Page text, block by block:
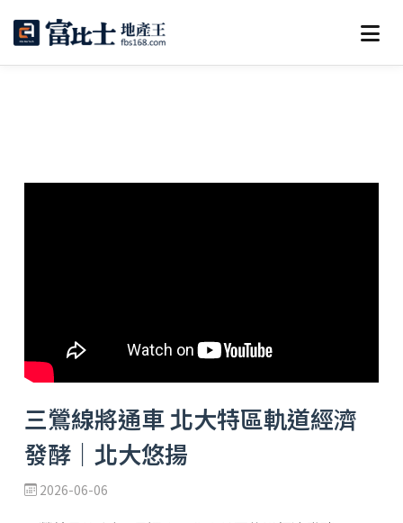
三鶯線將通車 北大特區軌道經濟
發酵｜北大悠揚
2026-06-06